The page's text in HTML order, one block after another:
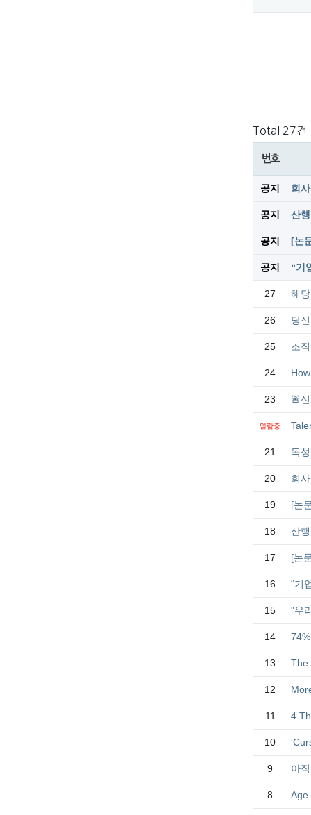
Total 27건
번호
공지 회
공지 산
공지 [논
공지 “기
27 해
26 당
25 조
24
23 🚨
열람중
21 독
20 회
19 [논
18 산
17 [논
16 “기
15 "우
14
13 The
12
11 4
10
9 아
8 Age